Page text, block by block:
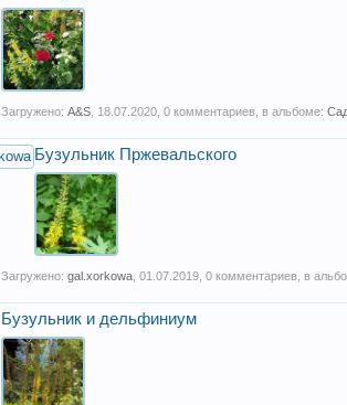
Загружено: A&S 18.07.2020 , 0 комментариев, в альбоме:
Бузульник Пржевальского
Загружено: gal.xorkowa 01.07.2019 , 0 комментариев, в
Бузульник и дельфиниум